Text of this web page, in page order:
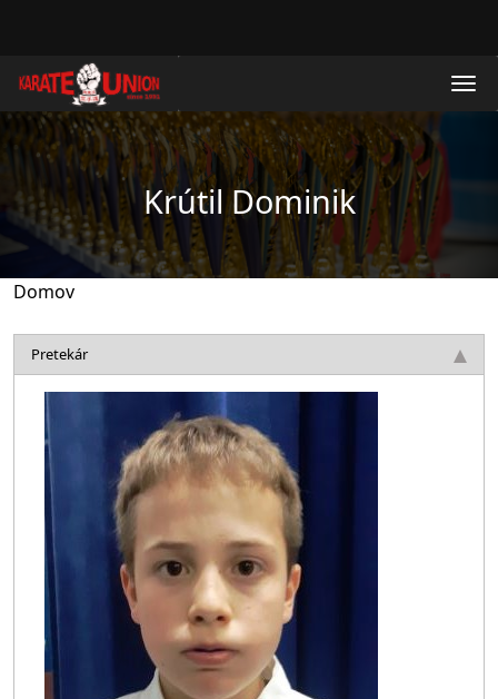
Krútil Dominik
Domov
Pretekár